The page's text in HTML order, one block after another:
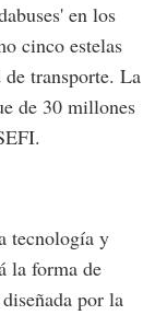
en los
cinco estelas
de transporte. La
de 30 millones
tecnología y
la forma de
por la